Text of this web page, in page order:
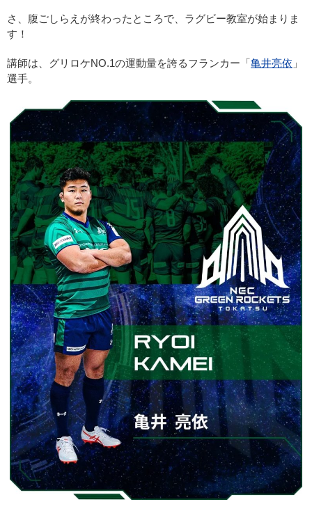
さ、腹ごしらえが終わったところで、ラグビー教室が始まりま
す！
講師は、グリロケNO.1の運動量を誇るフランカー「亀井亮依 」
選手。